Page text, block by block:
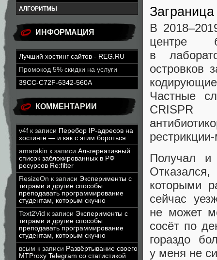
АЛГОРИТМЫ
ИНФОРМАЦИЯ
Лучший хостинг сайтов - REG.RU
Промокод 5% скидки на услуги
39CC-C72F-6342-560A
КОММЕНТАРИИ
v4f к записи Перебор IP-адресов на
хостинге — и как с этим бороться
amarakin к записи Альтернативный
список заблокированных в РФ
ресурсов Re:filter
ResizeOn к записи Эксперименты с
тиграми и другие способы
преподавать программирование
студентам, которым скучно
Text2Vid к записи Эксперименты с
тиграми и другие способы
преподавать программирование
студентам, которым скучно
всым к записи Развёртывание своего
MTProxy Telegram со статистикой
В
центре
в
островков
Частные
Получал и
которыми
сейчас
не может
сосёт по
гораздо
у меня не